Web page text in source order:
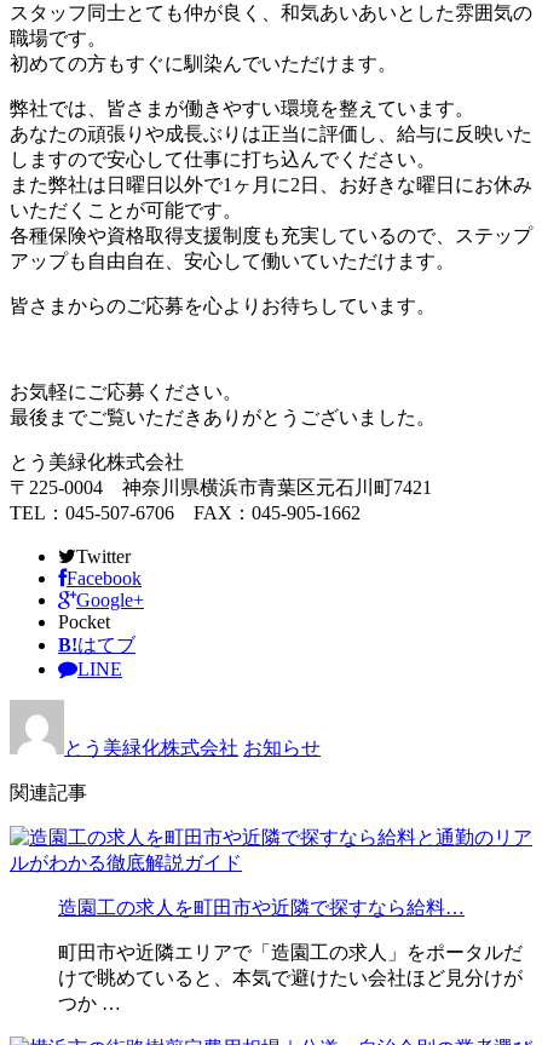
スタッフ同士とても仲が良く、和気あいあいとした雰囲気の
職場です。
初めての方もすぐに馴染んでいただけます。
弊社では、皆さまが働きやすい環境を整えています。
あなたの頑張りや成長ぶりは正当に評価し、給与に反映いた
しますので安心して仕事に打ち込んでください。
また弊社は日曜日以外で1ヶ月に2日、お好きな曜日にお休み
いただくことが可能です。
各種保険や資格取得支援制度も充実しているので、ステップ
アップも自由自在、安心して働いていただけます。
皆さまからのご応募を心よりお待ちしています。
お気軽にご応募ください。
最後までご覧いただきありがとうございました。
とう美緑化株式会社
〒225-0004 神奈川県横浜市青葉区元石川町7421
TEL：045-507-6706 FAX：045-905-1662
Twitter
Facebook
Google+
Pocket
B!はてブ
LINE
とう美緑化株式会社 お知らせ
関連記事
造園工の求人を町田市や近隣で探すなら給料…
町田市や近隣エリアで「造園工の求人」をポータルだ
けで眺めていると、本気で避けたい会社ほど見分けが
つか …